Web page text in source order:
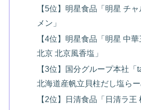
【5位】明星食品「明星 チ
メン」
【4位】明星食品「明星 中
北京 北京風香塩」
【3位】国分グループ本社「
北海道産帆立貝柱だし塩らー
【2位】日清食品「日清ラ王